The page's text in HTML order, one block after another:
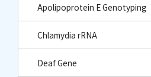
Apolipoprotein E Genotyping
Chlamydia rRNA
Deaf Gene